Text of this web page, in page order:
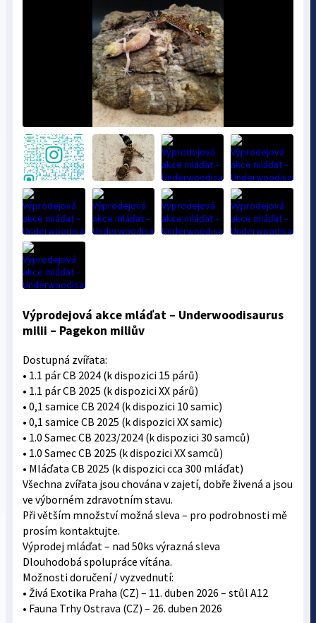
Výprodejová akce mláďat – Underwoodisaurus
milii – Pagekon miliův
Dostupná zvířata:
• 1.1 pár CB 2024 (k dispozici 15 párů)
• 1.1 pár CB 2025 (k dispozici XX párů)
• 0,1 samice CB 2024 (k dispozici 10 samic)
• 0,1 samice CB 2025 (k dispozici XX samic)
• 1.0 Samec CB 2023/2024 (k dispozici 30 samců)
• 1.0 Samec CB 2025 (k dispozici XX samců)
• Mláďata CB 2025 (k dispozici cca 300 mláďat)
Všechna zvířata jsou chována v zajetí, dobře živená a jsou
ve výborném zdravotním stavu.
Při větším množství možná sleva – pro podrobnosti mě
prosím kontaktujte.
Výprodej mláďat – nad 50ks výrazná sleva
Dlouhodobá spolupráce vítána.
Možnosti doručení / vyzvednutí:
• Živá Exotika Praha (CZ) – 11. duben 2026 – stůl A12
• Fauna Trhy Ostrava (CZ) – 26. duben 2026